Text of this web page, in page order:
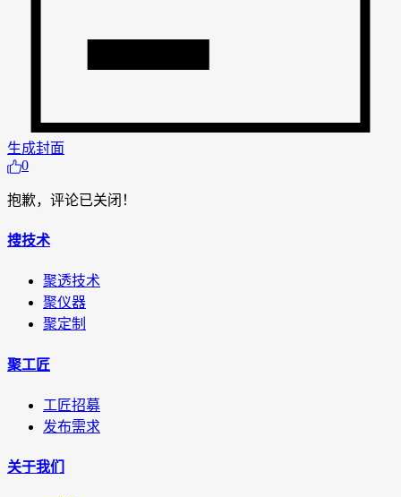
生成封面
0
抱歉，评论已关闭！
搜技术
聚透技术
聚仪器
聚定制
聚工匠
工匠招募
发布需求
关于我们